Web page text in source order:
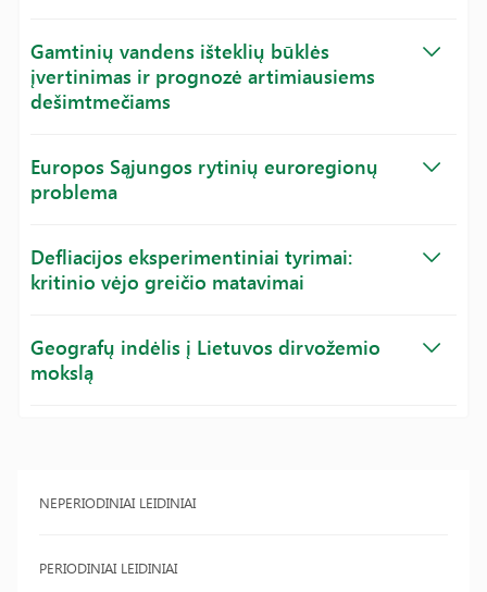
NEPERIODINIAI LEIDINIAI
PERIODINIAI LEIDINIAI
Gamtinių vandens išteklių būklės
įvertinimas ir prognozė artimiausiems
dešimtmečiams
Europos Sąjungos rytinių euroregionų
problema
Defliacijos eksperimentiniai tyrimai:
kritinio vėjo greičio matavimai
Geografų indėlis į Lietuvos dirvožemio
mokslą